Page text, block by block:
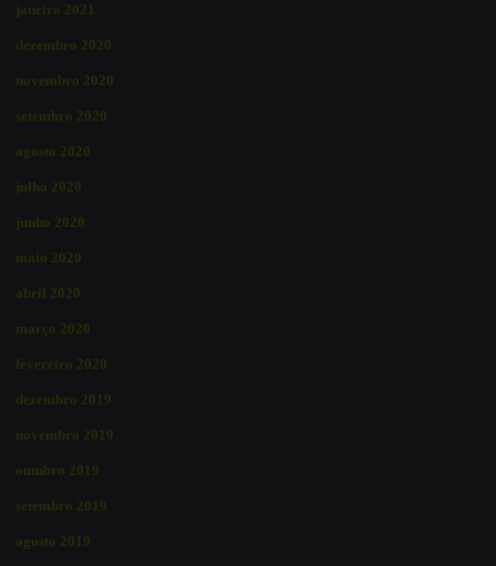
janeiro 2021
dezembro 2020
novembro 2020
setembro 2020
agosto 2020
julho 2020
junho 2020
maio 2020
abril 2020
março 2020
fevereiro 2020
dezembro 2019
novembro 2019
outubro 2019
setembro 2019
agosto 2019